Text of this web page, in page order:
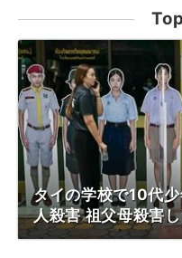
タイの学校で10代
人殺害 祖父母殺害